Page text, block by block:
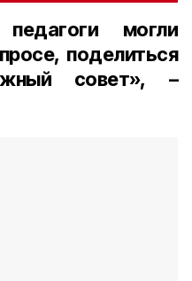
могли
поделиться
совет», –